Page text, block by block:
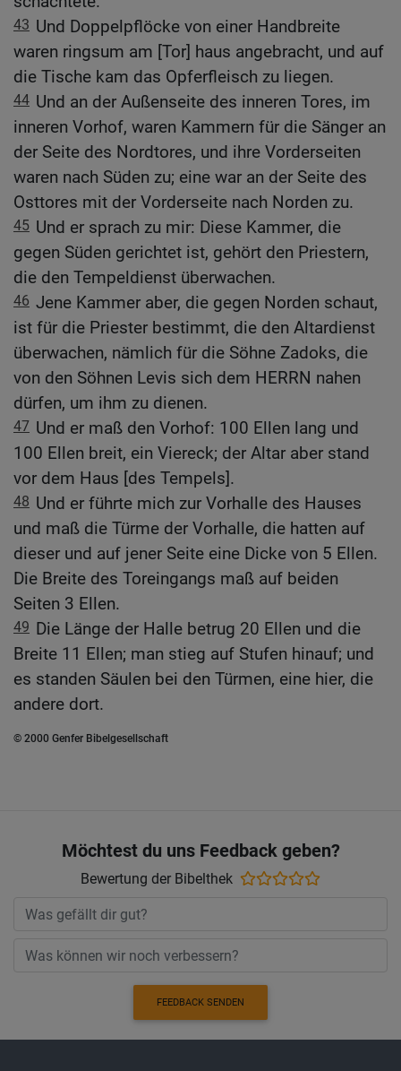
43 Und Doppelpflöcke von einer Handbreite
waren ringsum am [Tor] haus angebracht, und auf
die Tische kam das Opferfleisch zu liegen.
44 Und an der Außenseite des inneren Tores, im
inneren Vorhof, waren Kammern für die Sänger an
der Seite des Nordtores, und ihre Vorderseiten
waren nach Süden zu; eine war an der Seite des
Osttores mit der Vorderseite nach Norden zu.
45 Und er sprach zu mir: Diese Kammer, die
gegen Süden gerichtet ist, gehört den Priestern,
die den Tempeldienst überwachen.
46 Jene Kammer aber, die gegen Norden schaut,
ist für die Priester bestimmt, die den Altardienst
überwachen, nämlich für die Söhne Zadoks, die
von den Söhnen Levis sich dem HERRN nahen
dürfen, um ihm zu dienen.
47 Und er maß den Vorhof: 100 Ellen lang und
100 Ellen breit, ein Viereck; der Altar aber stand
vor dem Haus [des Tempels].
48 Und er führte mich zur Vorhalle des Hauses
und maß die Türme der Vorhalle, die hatten auf
dieser und auf jener Seite eine Dicke von 5 Ellen.
Die Breite des Toreingangs maß auf beiden
Seiten 3 Ellen.
49 Die Länge der Halle betrug 20 Ellen und die
Breite 11 Ellen; man stieg auf Stufen hinauf; und
es standen Säulen bei den Türmen, eine hier, die
andere dort.
© 2000 Genfer Bibelgesellschaft
Möchtest du uns Feedback geben?
Bewertung der Bibelthek
FEEDBACK SENDEN